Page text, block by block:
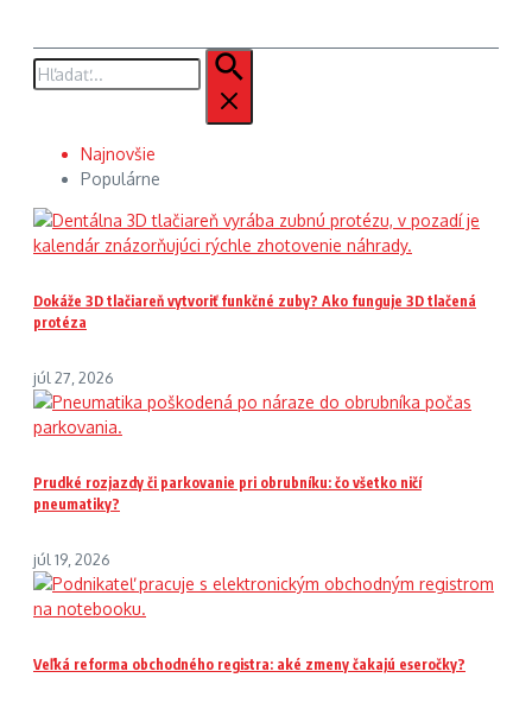
Hľadať:
Najnovšie
Populárne
Dokáže 3D tlačiareň vytvoriť funkčné zuby? Ako funguje 3D tlačená
protéza
júl 27, 2026
Prudké rozjazdy či parkovanie pri obrubníku: čo všetko ničí
pneumatiky?
júl 19, 2026
Veľká reforma obchodného registra: aké zmeny čakajú eseročky?